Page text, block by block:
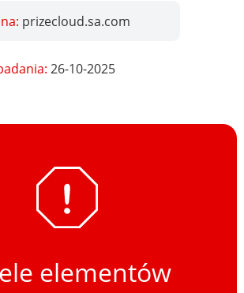
prizecloud.sa.com
26-10-2025
elementów